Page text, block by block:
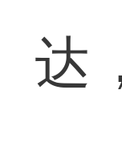
达